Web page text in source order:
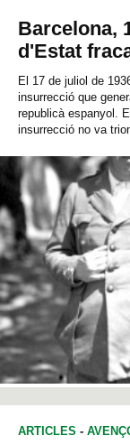
Barcelona,
d'Estat
El 17 de juliol de
insurrecció que
republicà espanyol.
insurrecció no va
ARTICLES -